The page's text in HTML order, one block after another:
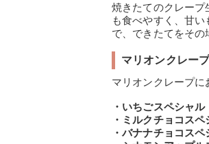
焼きたてのクレー
も食べやすく、甘
で、できたてをその
マリオンクレー
マリオンクレープに
・いちごスペシャル
・ミルクチョコス
・バナナチョコス